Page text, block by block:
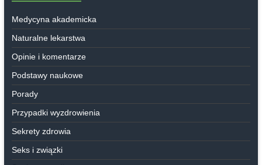
Medycyna akademicka
Naturalne lekarstwa
Opinie i komentarze
Podstawy naukowe
Porady
Przypadki wyzdrowienia
Sekrety zdrowia
Seks i związki